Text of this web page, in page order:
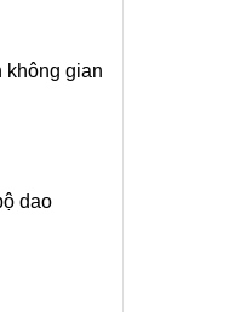
không gian
dao